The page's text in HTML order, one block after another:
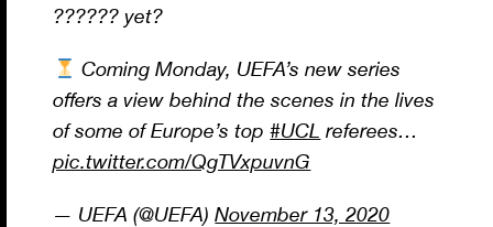
?????? yet?
Coming Monday, UEFA’s new series
offers a view behind the scenes in the lives
of some of Europe’s top#UCL referees…
pic.twitter.com/QgTVxpuvnG
— UEFA (@UEFA)November 13, 2020